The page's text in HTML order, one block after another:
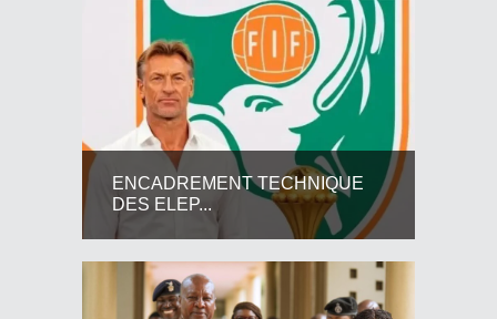
ENCADREMENT TECHNIQUE
DES ELEP...